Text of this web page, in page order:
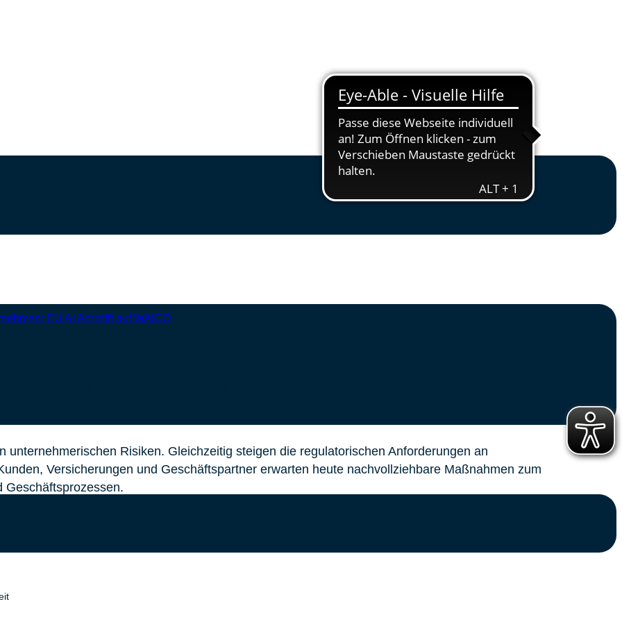
für Unternehmen: EU AI Act trifft auf WAICO
unternehmerischen Risiken. Gleichzeitig steigen die regulatorischen Anforderungen an
Versicherungen und Geschäftspartner erwarten heute nachvollziehbare Maßnahmen zum
Geschäftsprozessen.